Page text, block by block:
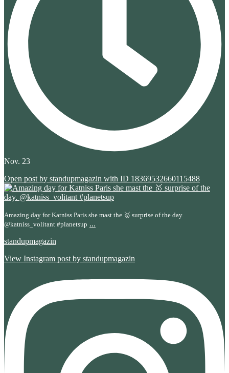
Nov. 23
Open post by standupmagazin with ID 18369532660115488
Amazing day for Katniss Paris she mast the 🥇 surprise of the day.
@katniss_volitant #planetsup ...
standupmagazin
View Instagram post by standupmagazin